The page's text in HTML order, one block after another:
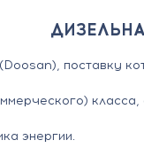
поставку
энергии.